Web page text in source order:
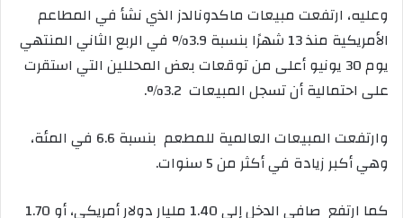
وعليه، ارتفعت مبيعات ماكدونالدز الذي نشأ في المطاعم
الأمريكية منذ 13 شهرًا بنسبة 3.9% في الربع الثاني المنتهي
يوم 30 يونيو أعلى من توقعات بعض المحللين التي استقرت
على احتمالية أن تسجل المبيعات 3.2%.
وارتفعت المبيعات العالمية للمطعم بنسبة 6.6 في المئة،
وهي أكبر زيادة في أكثر من 5 سنوات.
كما ارتفع صافي الدخل إلى 1.40 مليار دولار أمريكي، أو 1.70